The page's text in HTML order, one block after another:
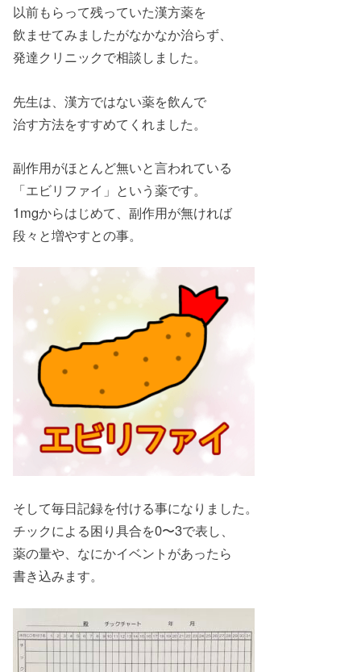
以前もらって残っていた漢方薬を
飲ませてみましたがなかなか治らず、
発達クリニックで相談しました。
先生は、漢方ではない薬を飲んで
治す方法をすすめてくれました。
副作用がほとんど無いと言われている
「エビリファイ」という薬です。
1mgからはじめて、副作用が無ければ
段々と増やすとの事。
そして毎日記録を付ける事になりました。
チックによる困り具合を0〜3で表し、
薬の量や、なにかイベントがあったら
書き込みます。